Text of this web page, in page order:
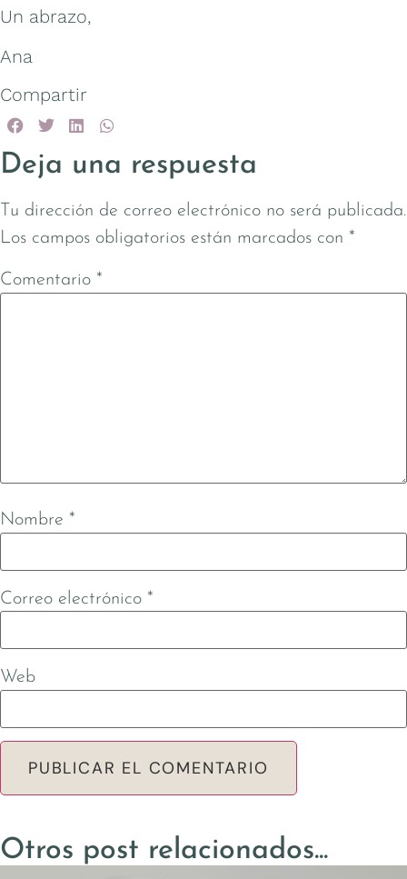
Un abrazo,
Ana
Compartir
Deja una respuesta
Tu dirección de correo electrónico no será publicada.
Los campos obligatorios están marcados con *
Comentario *
Nombre *
Correo electrónico *
Web
Otros post relacionados...